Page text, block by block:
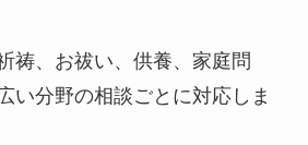
祷、お祓い、供養、家庭問
い分野の相談ごとに対応しま